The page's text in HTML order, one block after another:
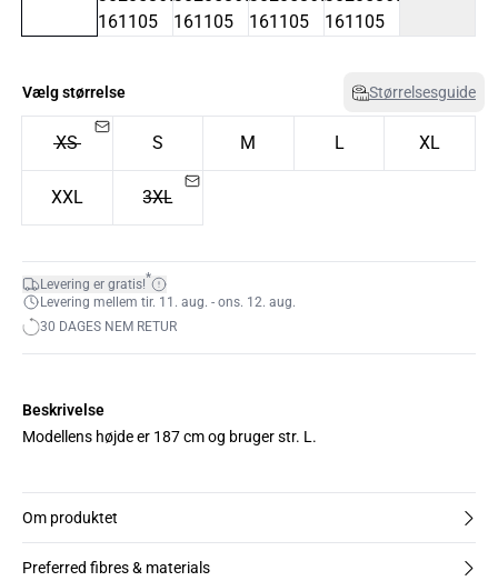
Vælg størrelse Størrelsesguide
XS S M L XL
XXL 3XL
Levering er gratis!*
Levering mellem tir. 11. aug. - ons. 12. aug.
30 DAGES NEM RETUR
Beskrivelse
Modellens højde er 187 cm og bruger str. L.
Om produktet
Preferred fibres & materials